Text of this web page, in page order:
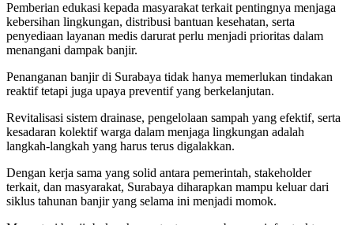
Pemberian edukasi kepada masyarakat terkait pentingnya menjaga
kebersihan lingkungan, distribusi bantuan kesehatan, serta
penyediaan layanan medis darurat perlu menjadi prioritas dalam
menangani dampak banjir.
Penanganan banjir di Surabaya tidak hanya memerlukan tindakan
reaktif tetapi juga upaya preventif yang berkelanjutan.
Revitalisasi sistem drainase, pengelolaan sampah yang efektif, serta
kesadaran kolektif warga dalam menjaga lingkungan adalah
langkah-langkah yang harus terus digalakkan.
Dengan kerja sama yang solid antara pemerintah, stakeholder
terkait, dan masyarakat, Surabaya diharapkan mampu keluar dari
siklus tahunan banjir yang selama ini menjadi momok.